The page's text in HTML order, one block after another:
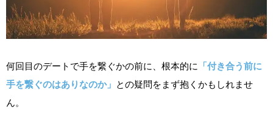
何回目のデートで手を繋ぐかの前に、根本的に
「付き合う前に
手を繋ぐのはありなのか」 との疑問をまず抱くかもしれませ
ん。